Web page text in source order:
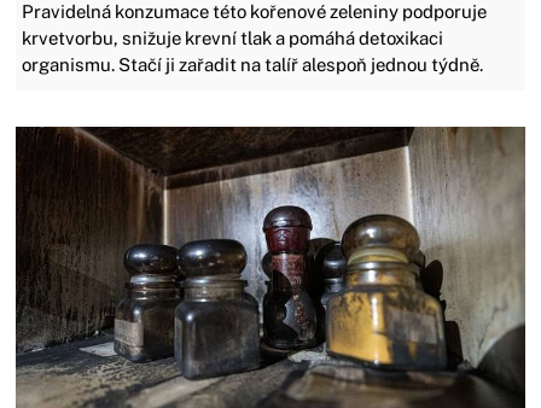
Pravidelná konzumace této kořenové zeleniny podporuje
krvetvorbu, snižuje krevní tlak a pomáhá detoxikaci
organismu. Stačí ji zařadit na talíř alespoň jednou týdně.